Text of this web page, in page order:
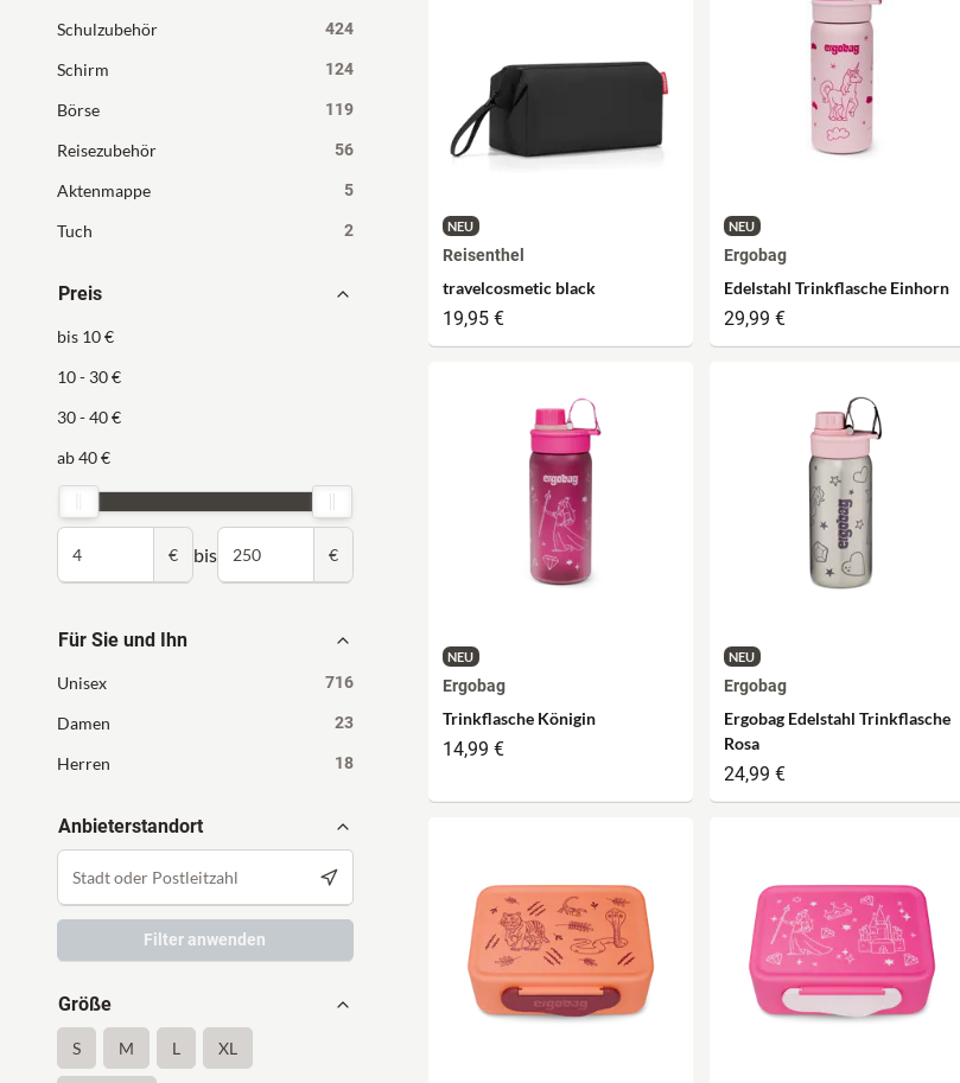
Schulzubehör 424
Schirm 124
Börse 119
Reisezubehör 56
Aktenmappe 5
Tuch 2
Preis
bis 10 €
10 - 30 €
30 - 40 €
ab 40 €
€ bis €
Für Sie und Ihn
Unisex 716
Damen 23
Herren 18
Anbieterstandort
Filter anwenden
Größe
S M L XL
NEU
Reisenthel
travelcosmetic black
19,95 €
NEU
Ergobag
Edelstahl Trinkflasche Einhorn
29,99 €
NEU
Ergobag
Trinkflasche Königin
14,99 €
NEU
Ergobag
Ergobag Edelstahl Trinkflasche
Rosa
24,99 €